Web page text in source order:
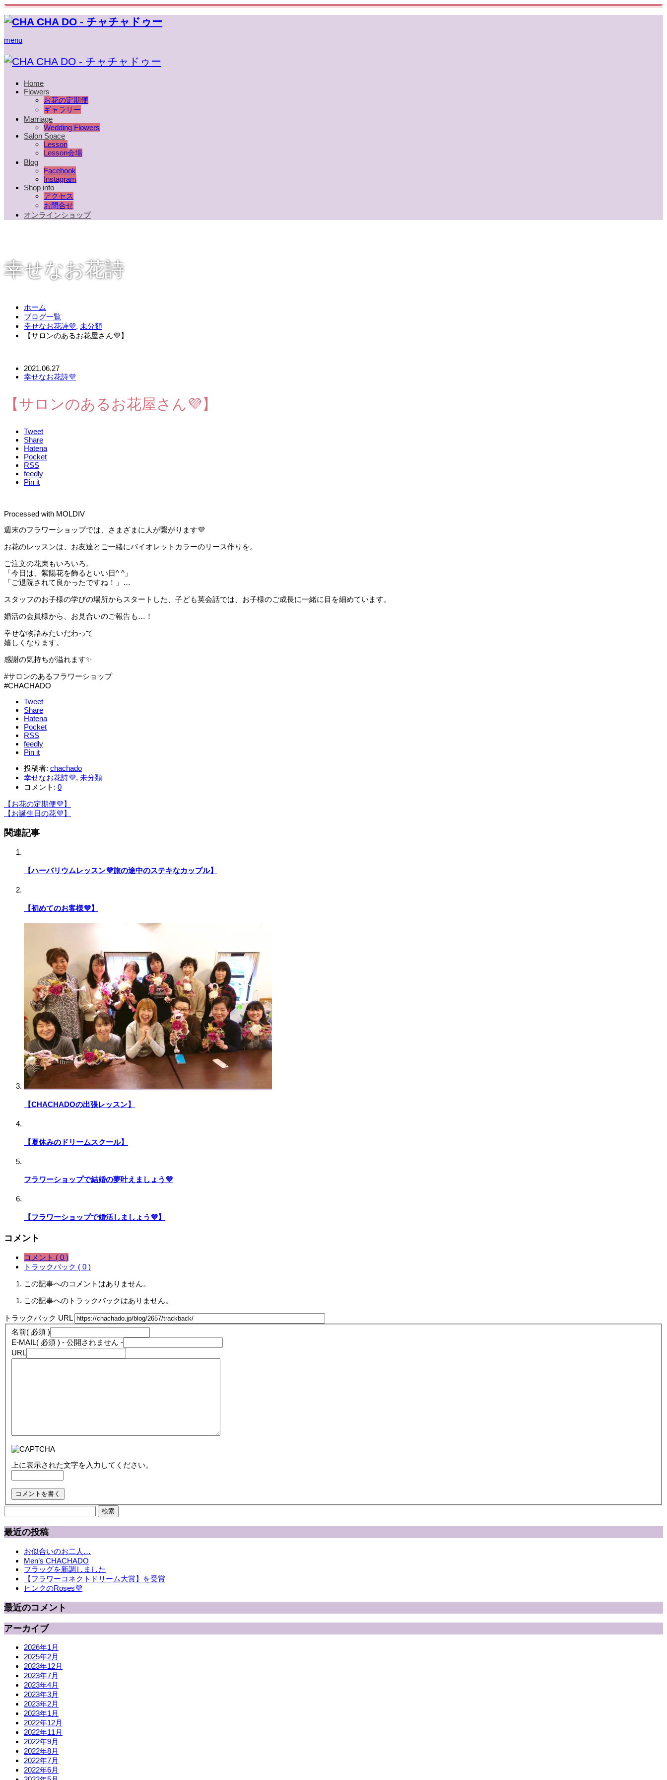
menu
Home
Flowers
お花の定期便
ギャラリー
Marriage
Wedding Flowers
Salon Space
Lesson
Lesson会場
Blog
Facebook
Instagram
Shop info
アクセス
お問合せ
オンラインショップ
幸せなお花詩
ホーム
ブログ一覧
幸せなお花詩💜, 未分類
【サロンのあるお花屋さん💜】
2021.06.27
幸せなお花詩💜
【サロンのあるお花屋さん💜】
Tweet
Share
Hatena
Pocket
RSS
feedly
Pin it
Processed with MOLDIV
週末のフラワーショップでは、さまざまに人が繋がります💜
お花のレッスンは、お友達とご一緒にバイオレットカラーのリース作りを。
ご注文の花束もいろいろ。
「今日は、紫陽花を飾るといい日^ ^」
「ご退院されて良かったですね！」…
スタッフのお子様の学びの場所からスタートした、子ども英会話では、お子様のご成長に一緒に目を細めています。
婚活の会員様から、お見合いのご報告も…！
幸せな物語みたいだわって
嬉しくなります。
感謝の気持ちが溢れます✨
#サロンのあるフラワーショップ
#CHACHADO
Tweet
Share
Hatena
Pocket
RSS
feedly
Pin it
投稿者: chachado
幸せなお花詩💜, 未分類
コメント: 0
【お花の定期便💜】
【お誕生日の花💜】
関連記事
【ハーバリウムレッスン💜旅の途中のステキなカップル】
【初めてのお客様💜】
【CHACHADOの出張レッスン】
【夏休みのドリームスクール】
フラワーショップで結婚の夢叶えましょう💜
【フラワーショップで婚活しましょう💜】
コメント
コメント ( 0 )
トラックバック ( 0 )
この記事へのコメントはありません。
この記事へのトラックバックはありません。
トラックバック URL
名前( 必須 )
E-MAIL( 必須 ) - 公開されません -
URL
上に表示された文字を入力してください。
検
索:
最近の投稿
お似合いのお二人…
Men’s CHACHADO
フラッグを新調しました
【フラワーコネクトドリーム大賞】を受賞
ピンクのRoses💜
最近のコメント
アーカイブ
2026年1月
2025年2月
2023年12月
2023年7月
2023年4月
2023年3月
2023年2月
2023年1月
2022年12月
2022年11月
2022年9月
2022年8月
2022年7月
2022年6月